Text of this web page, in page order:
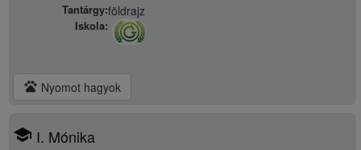
Tantárgy:földrajz
Iskola:
pets Nyomot hagyok
school I. Mónika